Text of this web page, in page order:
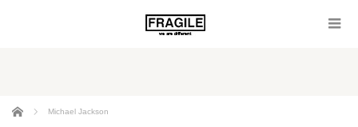
ホーム Michael Jackson